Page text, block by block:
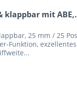
klappbar mit
25 mm / 25
Funktion,